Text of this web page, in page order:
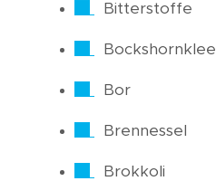
Bitterstoffe
Bockshornklee
Bor
Brennessel
Brokkoli